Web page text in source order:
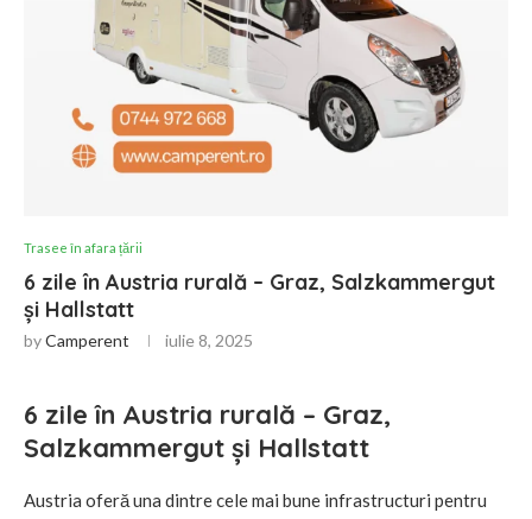
Trasee în afara țării
6 zile în Austria rurală – Graz, Salzkammergut
și Hallstatt
byCamperent iulie 8, 2025
6 zile în Austria rurală – Graz,
Salzkammergut și Hallstatt
Austria oferă una dintre cele mai bune infrastructuri pentru